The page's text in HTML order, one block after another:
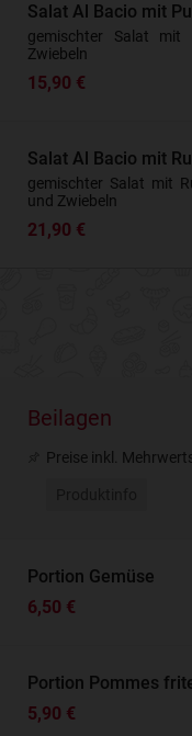
Salat Al Bacio mit
gemischter Salat mit
Zwiebeln
15,90 €
Salat Al Bacio mit
gemischter Salat mit
und Zwiebeln
21,90 €
Beilagen
Preise inkl.
Portion Gemüse
6,50 €
Portion Pommes
5,90 €